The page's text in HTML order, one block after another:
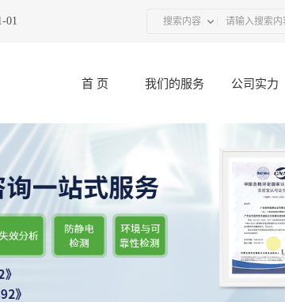
热烈祝贺广东优科联合UL举办的“接插件产品技术研讨
搜索内容
首 页 我们的服务 公司实力